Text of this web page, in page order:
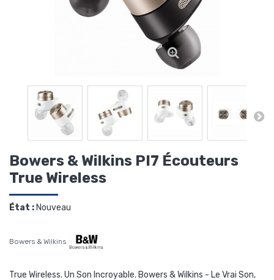
Bowers & Wilkins PI7 Écouteurs
True Wireless
État :Nouveau
Bowers & Wilkins
True Wireless. Un Son Incroyable. Bowers & Wilkins - Le Vrai Son,